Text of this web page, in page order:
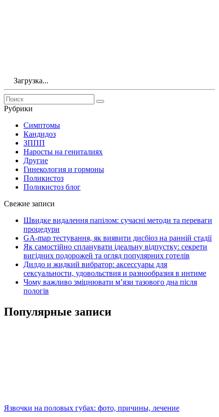
Загрузка...
Рубрики
Симптомы
Кандидоз
ЗППП
Наросты на гениталиях
Другие
Гинекология и гормоны
Поликистоз
Поликистоз блог
Свежие записи
Швидке видалення папілом: сучасні методи та переваги
процедури
GA-map тестування, як виявити дисбіоз на ранній стадії
Як самостійно спланувати ідеальну відпустку: секрети
вигідних подорожей та огляд популярних готелів
Дилдо и жидкий вибратор: аксессуары для
сексуальности, удовольствия и разнообразия в интиме
Чому важливо зміцнювати м’язи тазового дна після
пологів
Популярные записи
Язвочки на половых губах: фото, причины, лечение